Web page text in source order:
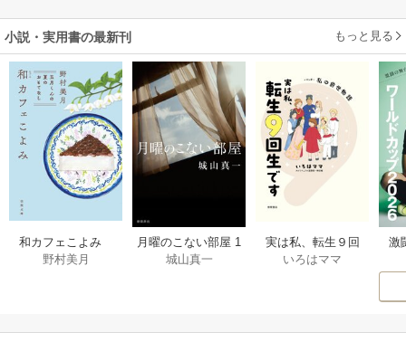
小説・実用書の最新刊 もっと見る
和カフェこよみ
五月くんの夏のお
野村美月
月曜のこない部屋 1
巻
城山真一
実は私、転生９回
生です マンガ
いろはママ
激